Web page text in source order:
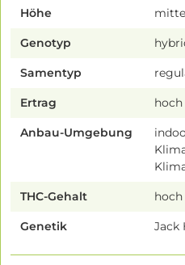
Höhe
Genotyp
Samentyp
Ertrag hoch
Anbau-Umgebung
THC-Gehalt hoch
Genetik Jack